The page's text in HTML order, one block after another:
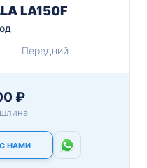
LA150F
Передний
₽
НАМИ